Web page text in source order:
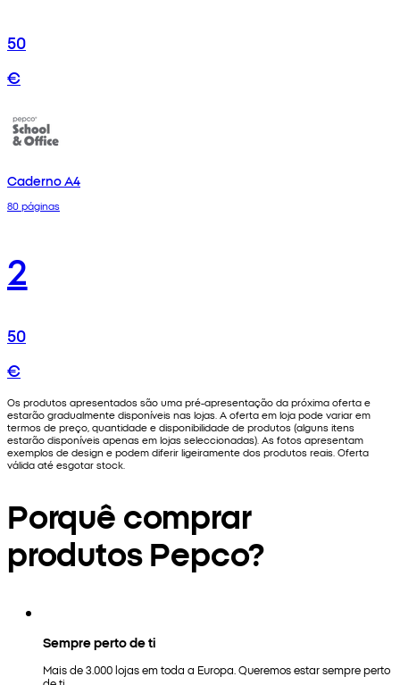
50
€
Caderno A4
80 páginas
2
50
€
Os produtos apresentados são uma pré-apresentação da próxima oferta e
estarão gradualmente disponíveis nas lojas. A oferta em loja pode variar em
termos de preço, quantidade e disponibilidade de produtos (alguns itens
estarão disponíveis apenas em lojas seleccionadas). As fotos apresentam
exemplos de design e podem diferir ligeiramente dos produtos reais. Oferta
válida até esgotar stock.
Porquê comprar
produtos Pepco?
Sempre perto de ti
Mais de 3.000 lojas em toda a Europa. Queremos estar sempre perto